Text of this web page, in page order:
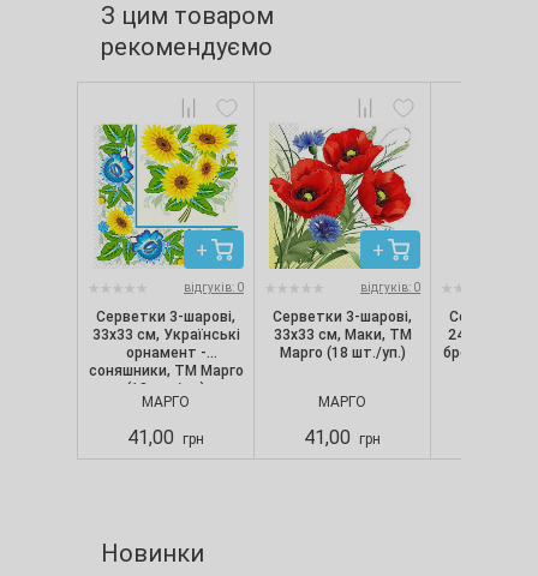
З цим товаром
рекомендуємо
відгуків: 0
Серветки 3-шарові,
33х33 см, Українські
орнамент -
соняшники, ТМ Марго
(18 шт./уп.)
МАРГО
41,00 грн
відгуків: 0
Серветки 3-шарові,
33х33 см, Маки, ТМ
Марго (18 шт./уп.)
МАРГО
41,00 грн
Серветки 3-
24х24 см,
бронза, ТМ
Новинки